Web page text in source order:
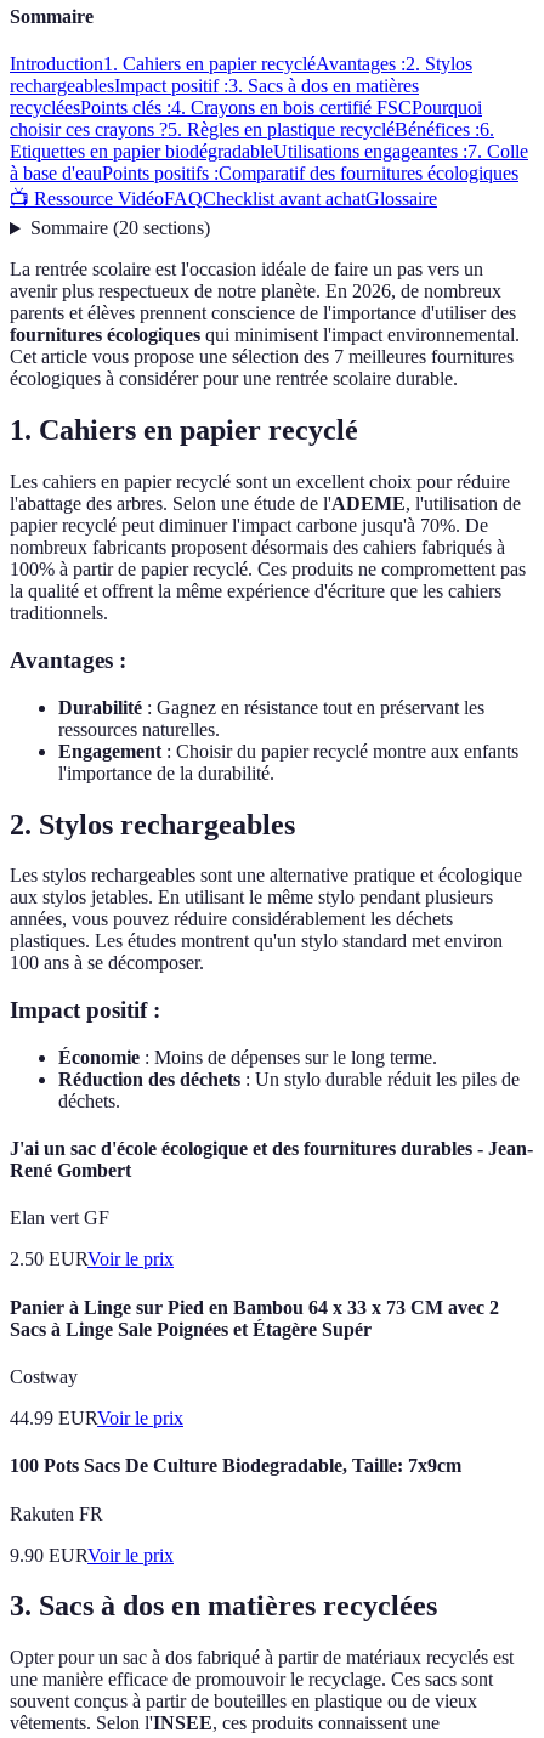
Sommaire
Introduction1. Cahiers en papier recycléAvantages :2. Stylos
rechargeablesImpact positif :3. Sacs à dos en matières
recycléesPoints clés :4. Crayons en bois certifié FSCPourquoi
choisir ces crayons ?5. Règles en plastique recycléBénéfices :6.
Etiquettes en papier biodégradableUtilisations engageantes :7. Colle
à base d'eauPoints positifs :Comparatif des fournitures écologiques
📺 Ressource VidéoFAQChecklist avant achatGlossaire
Sommaire(20 sections)
La rentrée scolaire est l'occasion idéale de faire un pas vers un
avenir plus respectueux de notre planète. En 2026, de nombreux
parents et élèves prennent conscience de l'importance d'utiliser des
fournitures écologiques qui minimisent l'impact environnemental.
Cet article vous propose une sélection des 7 meilleures fournitures
écologiques à considérer pour une rentrée scolaire durable.
1. Cahiers en papier recyclé
Les cahiers en papier recyclé sont un excellent choix pour réduire
l'abattage des arbres. Selon une étude de l'ADEME, l'utilisation de
papier recyclé peut diminuer l'impact carbone jusqu'à 70%. De
nombreux fabricants proposent désormais des cahiers fabriqués à
100% à partir de papier recyclé. Ces produits ne compromettent pas
la qualité et offrent la même expérience d'écriture que les cahiers
traditionnels.
Avantages :
Durabilité : Gagnez en résistance tout en préservant les
ressources naturelles.
Engagement : Choisir du papier recyclé montre aux enfants
l'importance de la durabilité.
2. Stylos rechargeables
Les stylos rechargeables sont une alternative pratique et écologique
aux stylos jetables. En utilisant le même stylo pendant plusieurs
années, vous pouvez réduire considérablement les déchets
plastiques. Les études montrent qu'un stylo standard met environ
100 ans à se décomposer.
Impact positif :
Économie : Moins de dépenses sur le long terme.
Réduction des déchets : Un stylo durable réduit les piles de
déchets.
J'ai un sac d'école écologique et des fournitures durables - Jean-
René Gombert
Elan vert GF
2.50 EURVoir le prix
Panier à Linge sur Pied en Bambou 64 x 33 x 73 CM avec 2
Sacs à Linge Sale Poignées et Étagère Supér
Costway
44.99 EURVoir le prix
100 Pots Sacs De Culture Biodegradable, Taille: 7x9cm
Rakuten FR
9.90 EURVoir le prix
3. Sacs à dos en matières recyclées
Opter pour un sac à dos fabriqué à partir de matériaux recyclés est
une manière efficace de promouvoir le recyclage. Ces sacs sont
souvent conçus à partir de bouteilles en plastique ou de vieux
vêtements. Selon l'INSEE, ces produits connaissent une